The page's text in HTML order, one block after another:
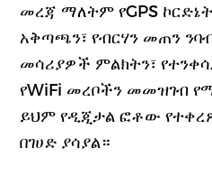
መረጃ ማለትም የGPS
አቅጣጫን፣ የብርሃን መጠን
መሳሪያዎች ምልክትን፣
የWiFi መረቦችን መመዝገብ
ይህም የዲጂታል ፎቶው
በገሀድ ያሳያል።